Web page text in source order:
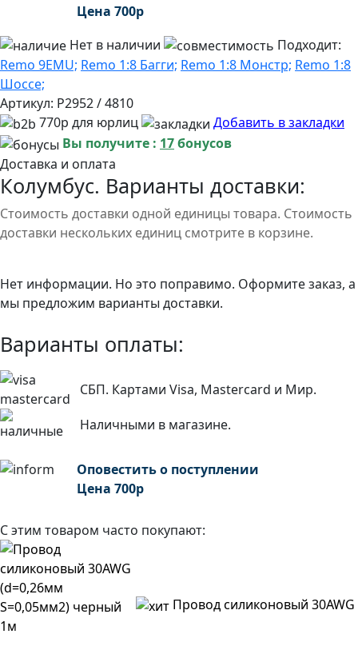
Цена 700р
Нет в наличии
Подходит:
Remo 9EMU; Remo 1:8 Багги; Remo 1:8 Монстр; Remo 1:8
Шоссе;
Артикул: P2952 / 4810
770р для юрлиц
Добавить в закладки
Вы получите : 17бонусов
Доставка и оплата
Колумбус. Варианты доставки:
Стоимость доставки одной единицы товара. Стоимость
доставки нескольких единиц смотрите в корзине.
Нет информации. Но это поправимо. Оформите заказ, а
мы предложим варианты доставки.
Варианты оплаты:
СБП. Картами Visa, Mastercard и Мир.
Наличными в магазине.
Оповестить о поступлении
Цена 700р
С этим товаром часто покупают:
Провод силиконовый 30AWG